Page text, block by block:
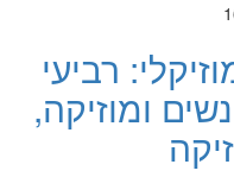
רביעי
ומוזיקה,